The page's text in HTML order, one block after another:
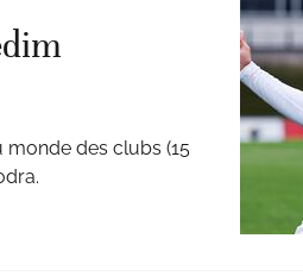
monde des clubs (15